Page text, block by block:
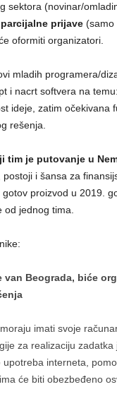
sektora (novinar/
prijave(samo
oformiti organizatori.
mladih programera/
i nacrt softvera na
ideje, zatim očekivana
rešenja.
tim je putovanje u
i šansa za
proizvod u 2019.
od jednog tima.
van Beograda, biće
imati svoje
za realizaciju
upotreba interneta,
će biti obezbeđeno